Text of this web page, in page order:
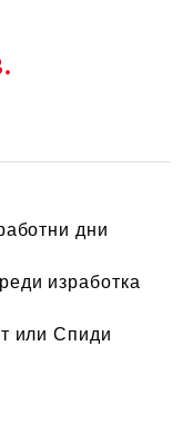
дни
изработка
или Спиди